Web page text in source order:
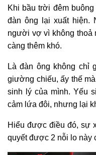
Khi bầu trời đêm
đàn ông lại xuất hiện.
người vợ vì không thoả
càng thêm khó.
Là đàn ông không chỉ
giường chiếu, ấy thế
sinh lý của mình. Yếu
cảm lứa đôi, nhưng lại
Hiểu được điều đó, sự
quyết được 2 nỗi lo này